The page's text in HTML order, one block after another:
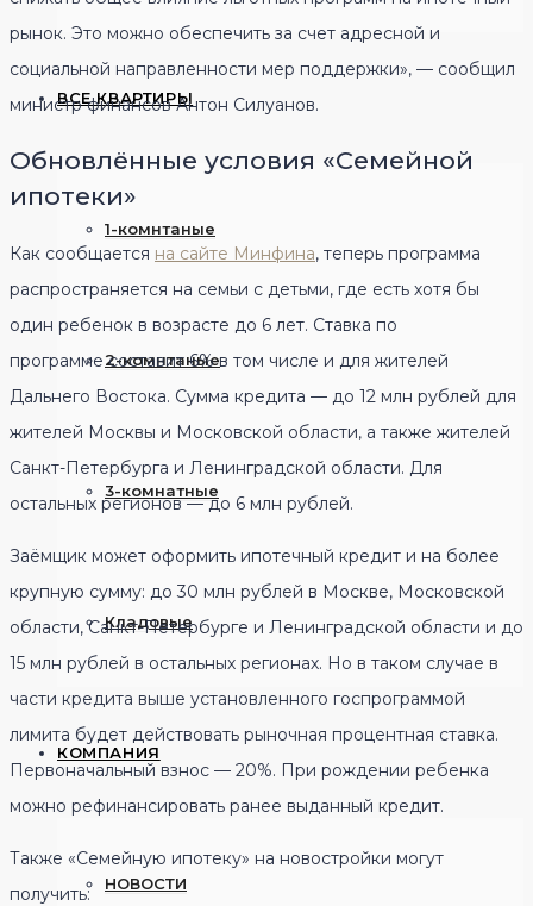
ВСЕ КВАРТИРЫ
1-комнтаные
2-комнтаные
3-комнатные
Кладовые
КОМПАНИЯ
НОВОСТИ
рынок. Это можно обеспечить за счет адресной и
социальной направленности мер поддержки», — сообщил
министр финансов Антон Силуанов.
Обновлённые условия «Семейной
ипотеки»
Как сообщается на сайте Минфина, теперь программа
распространяется на семьи с детьми, где есть хотя бы
один ребенок в возрасте до 6 лет. Ставка по
программе составит 6% в том числе и для жителей
Дальнего Востока. Сумма кредита — до 12 млн рублей для
жителей Москвы и Московской области, а также жителей
Санкт-Петербурга и Ленинградской области. Для
остальных регионов ­­— до 6 млн рублей.
Заёмщик может оформить ипотечный кредит и на более
крупную сумму: до 30 млн рублей в Москве, Московской
области, Санкт-Петербурге и Ленинградской области и до
15 млн рублей в остальных регионах. Но в таком случае в
части кредита выше установленного госпрограммой
лимита будет действовать рыночная процентная ставка.
Первоначальный взнос — 20%. При рождении ребенка
можно рефинансировать ранее выданный кредит.
Также «Семейную ипотеку» на новостройки могут
получить: